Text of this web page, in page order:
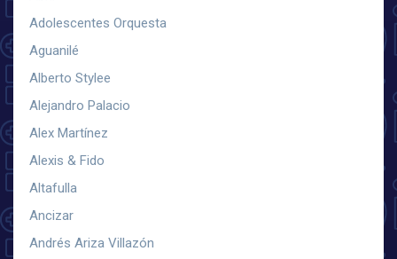
Adolescentes Orquesta
Aguanilé
Alberto Stylee
Alejandro Palacio
Alex Martínez
Alexis & Fido
Altafulla
Ancizar
Andrés Ariza Villazón